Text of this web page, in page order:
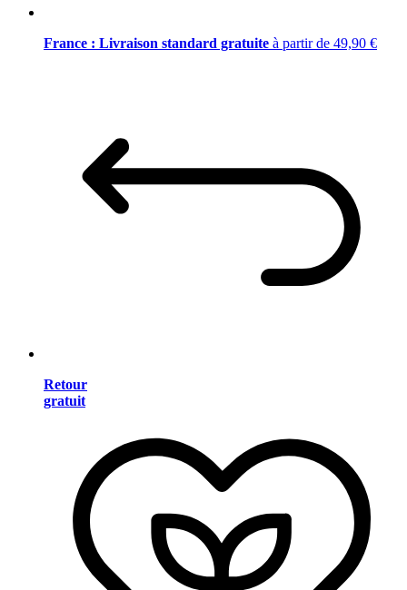
France : Livraison standard gratuite à partir de 49,90 €
Retour
gratuit